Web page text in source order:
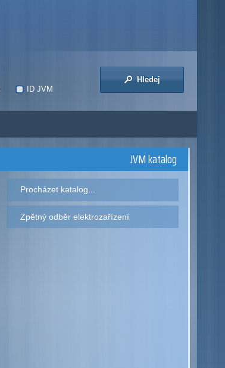
ID JVM
Hledej
JVM katalog
Procházet katalog...
Zpětný odběr elektrozařízení